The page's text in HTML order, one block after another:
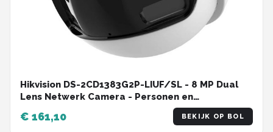
Hikvision DS-2CD1383G2P-LIUF/SL - 8 MP Dual
Lens Netwerk Camera - Personen en
Voertuigherkenning (DS-2CD1383G2P-LIUF/SL)
€ 161,10 BEKIJK OP BOL